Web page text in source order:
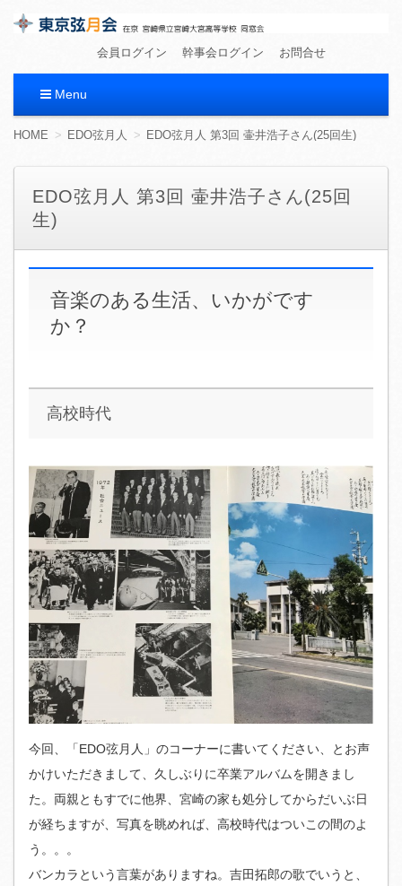
東京弦月会
在京 宮崎県立宮崎大宮高等学校 同窓会
会員ログイン 幹事会ログイン お問合せ
Menu
コ
ツ
へ
動
HOME EDO弦月人 EDO弦月人 第3回 壷井浩子さん(25回生)
EDO弦月人 第3回 壷井浩子さん(25回
生)
音楽のある生活、いかがです
か？
高校時代
今回、「EDO弦月人」のコーナーに書いてください、とお声
かけいただきまして、久しぶりに卒業アルバムを開きまし
た。両親ともすでに他界、宮崎の家も処分してからだいぶ日
が経ちますが、写真を眺めれば、高校時代はついこの間のよ
う。。。
バンカラという言葉がありますね。吉田拓郎の歌でいうと、